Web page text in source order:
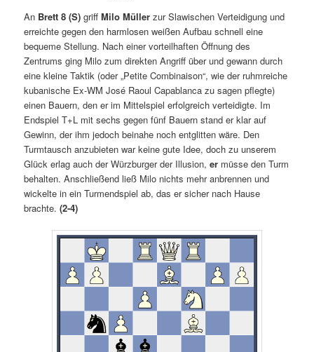
An Brett 8 (S) griffMilo Müller zur Slawischen Verteidigung und
erreichte gegen den harmlosen weißen Aufbau schnell eine
bequeme Stellung. Nach einer vorteilhaften Öffnung des
Zentrums ging Milo zum direkten Angriff über und gewann durch
eine kleine Taktik (oder „Petite Combinaison“, wie der ruhmreiche
kubanische Ex-WM José Raoul Capablanca zu sagen pflegte)
einen Bauern, den er im Mittelspiel erfolgreich verteidigte. Im
Endspiel T+L mit sechs gegen fünf Bauern stand er klar auf
Gewinn, der ihm jedoch beinahe noch entglitten wäre. Den
Turmtausch anzubieten war keine gute Idee, doch zu unserem
Glück erlag auch der Würzburger der Illusion,er müsse den Turm
behalten. Anschließend ließ Milo nichts mehr anbrennen und
wickelte in ein Turmendspiel ab, das er sicher nach Hause
brachte.(2-4)